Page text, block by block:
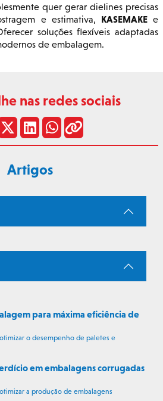
quer gerar dielines precisas
e estimativa, KASEMAKEe
soluções flexíveis adaptadas
de embalagem.
nas redes sociais
Artigos
para máxima eficiência de
otimizar o desempenho de paletes e
em embalagens corrugadas
a produção de embalagens